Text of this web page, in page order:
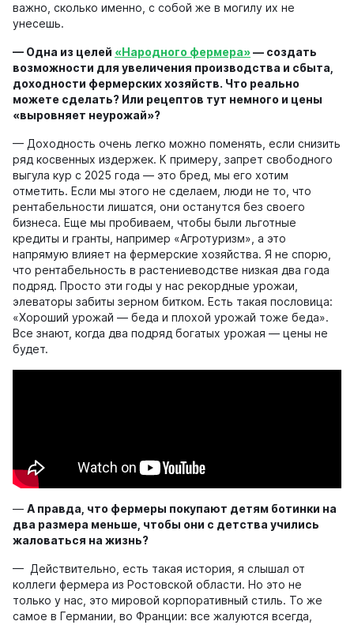
важно, сколько именно, с собой же в могилу их не
унесешь.
— Одна из целей «Народного фермера»— создать
возможности для увеличения производства и сбыта,
доходности фермерских хозяйств. Что реально
можете сделать? Или рецептов тут немного и цены
«выровняет неурожай»?
— Доходность очень легко можно поменять, если снизить
ряд косвенных издержек. К примеру, запрет свободного
выгула кур с 2025 года — это бред, мы его хотим
отметить. Если мы этого не сделаем, люди не то, что
рентабельности лишатся, они останутся без своего
бизнеса. Еще мы пробиваем, чтобы были льготные
кредиты и гранты, например «Агротуризм», а это
напрямую влияет на фермерские хозяйства. Я не спорю,
что рентабельность в растениеводстве низкая два года
подряд. Просто эти годы у нас рекордные урожаи,
элеваторы забиты зерном битком. Есть такая пословица:
«Хороший урожай — беда и плохой урожай тоже беда».
Все знают, когда два подряд богатых урожая — цены не
будет.
— А правда, что фермеры покупают детям ботинки на
два размера меньше, чтобы они с детства учились
жаловаться на жизнь?
— Действительно, есть такая история, я слышал от
коллеги фермера из Ростовской области. Но это не
только у нас, это мировой корпоративный стиль. То же
самое в Германии, во Франции: все жалуются всегда,